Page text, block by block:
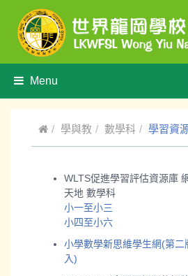
Menu
學與教 數學科 學習資
WLTS促進學習評估資源庫
天地 數學科
小一至小三
小四至小六
小學數學新思維學生網(第二
入)